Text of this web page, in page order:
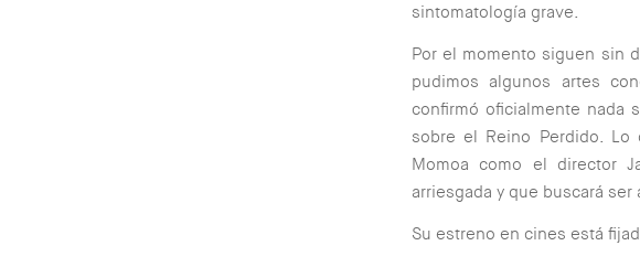
sintomatología grave.
Por el momento siguen sin
pudimos algunos artes
confirmó oficialmente nada
sobre el Reino Perdido.
Momoa como el director
arriesgada y que buscará
Su estreno en cines está